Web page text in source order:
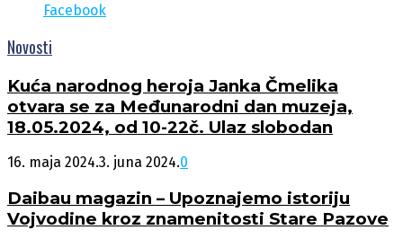
Facebook
Novosti
Kuća narodnog heroja Janka Čmelika
otvara se za Međunarodni dan muzeja,
18.05.2024, od 10-22č. Ulaz slobodan
16. maja 2024.3. juna 2024.0
Daibau magazin – Upoznajemo istoriju
Vojvodine kroz znamenitosti Stare Pazove